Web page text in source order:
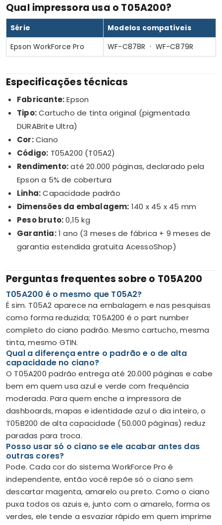
Qual impressora usa o T05A200?
Série
Modelos compatíveis
Epson WorkForce Pro
WF-C878R · WF-C879R
Especificações técnicas
Fabricante:Epson
Tipo:Cartucho de tinta original (pigmentada
DURABrite Ultra)
Cor:Ciano
Código: T05A200 (T05A2)
Rendimento:até 20.000 páginas, declarado pela
Epson a 5% de cobertura
Linha:Capacidade padrão
Dimensões da embalagem: 140 x 45 x 45 mm
Peso bruto:0,15 kg
Garantia:1 ano (3 meses de fábrica + 9 meses de
garantia estendida gratuita AcessoShop)
Perguntas frequentes sobre o T05A200
T05A200 é o mesmo que T05A2?
É sim. T05A2 aparece na embalagem e nas pesquisas
como forma reduzida; T05A200 é o part number
completo do ciano padrão. Mesmo cartucho, mesma
tinta, mesmo GTIN.
Qual a diferença entre o padrão e o de alta
capacidade no ciano?
O T05A200 padrão entrega até 20.000 páginas e cabe
bem em quem usa azul e verde com frequência
moderada. Para quem enche a impressora de
dashboards, mapas e identidade azul o dia inteiro, o
T05B200 de alta capacidade (50.000 páginas) reduz
paradas para troca.
Posso usar só o ciano se ele acabar antes das
outras cores?
Pode. Cada cor do sistema WorkForce Pro é
independente, então você repõe só o ciano sem
descartar magenta, amarelo ou preto. Como o ciano
puxa todos os azuis e, junto com o amarelo, forma os
verdes, ele tende a esvaziar rápido em quem imprime